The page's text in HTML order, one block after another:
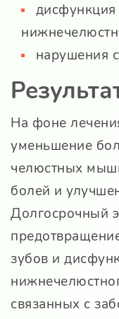
нарушения
На фоне
уменьшение
челюстных
болей и
Долгосрочный
зубов и
связанных с